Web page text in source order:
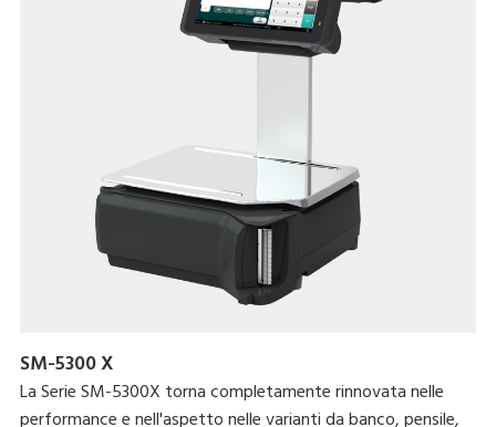
SM-5300 X
La Serie SM-5300X torna completamente rinnovata nelle
performance e nell'aspetto nelle varianti da banco, pensile,